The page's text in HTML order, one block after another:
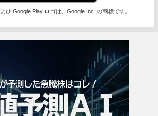
び Google Play ロゴは、Google Inc. の商標です。